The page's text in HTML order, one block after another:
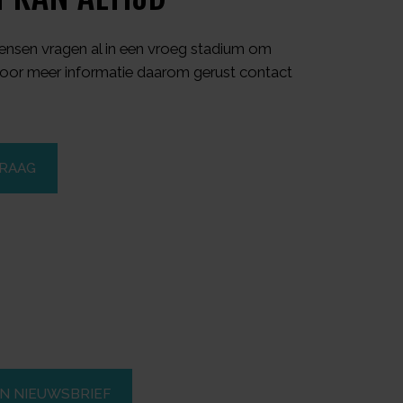
vragen al in een vroeg stadium om
meer informatie daarom gerust contact
NIEUWSBRIEF